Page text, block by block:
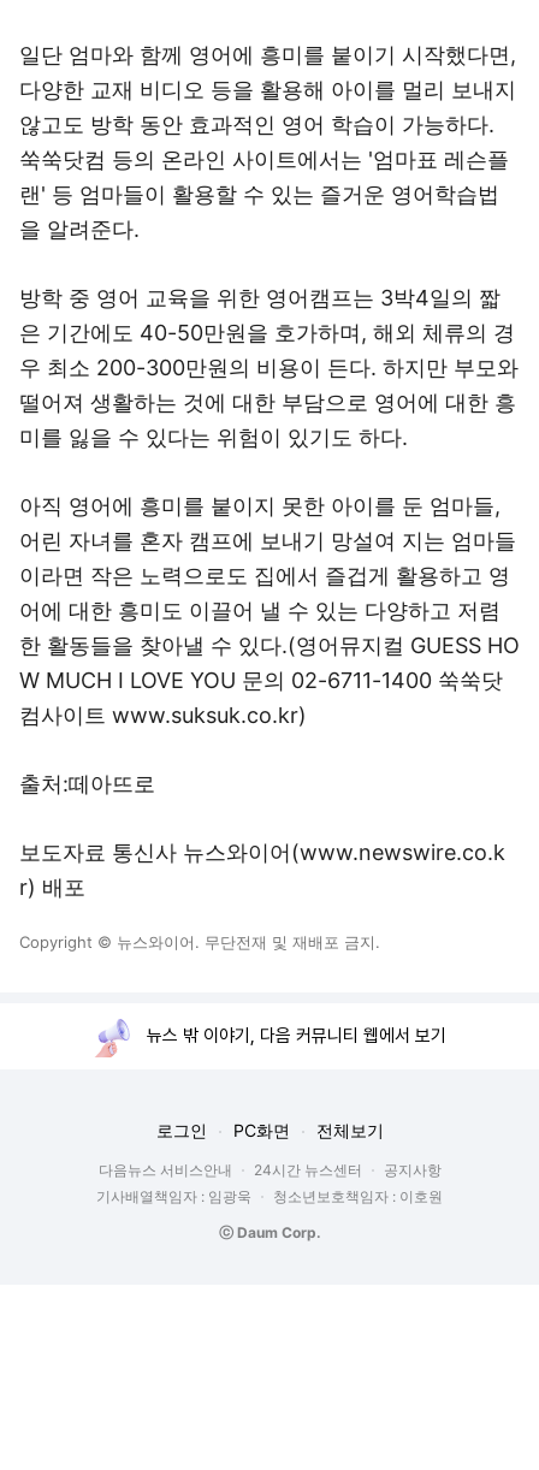
일단 엄마와 함께 영어에 흥미를 붙이기 시작했다면,
다양한 교재 비디오 등을 활용해 아이를 멀리 보내지
않고도 방학 동안 효과적인 영어 학습이 가능하다.
쑥쑥닷컴 등의 온라인 사이트에서는 '엄마표 레슨플
랜' 등 엄마들이 활용할 수 있는 즐거운 영어학습법
을 알려준다.
방학 중 영어 교육을 위한 영어캠프는 3박4일의 짧
은 기간에도 40-50만원을 호가하며, 해외 체류의 경
우 최소 200-300만원의 비용이 든다. 하지만 부모와
떨어져 생활하는 것에 대한 부담으로 영어에 대한 흥
미를 잃을 수 있다는 위험이 있기도 하다.
아직 영어에 흥미를 붙이지 못한 아이를 둔 엄마들,
어린 자녀를 혼자 캠프에 보내기 망설여 지는 엄마들
이라면 작은 노력으로도 집에서 즐겁게 활용하고 영
어에 대한 흥미도 이끌어 낼 수 있는 다양하고 저렴
한 활동들을 찾아낼 수 있다.(영어뮤지컬 GUESS HO
W MUCH I LOVE YOU 문의 02-6711-1400 쑥쑥닷
컴사이트 www.suksuk.co.kr)
출처:떼아뜨로
보도자료 통신사 뉴스와이어(www.newswire.co.k
r) 배포
Copyright © 뉴스와이어. 무단전재 및 재배포 금지.
뉴스 밖 이야기, 다음 커뮤니티 웹에서 보기
로그인 PC화면 전체보기
다음뉴스 서비스안내 24시간 뉴스센터
공지사항
기사배열책임자 : 임광욱
청소년보호책임자 : 이호원
ⓒ Daum Corp.